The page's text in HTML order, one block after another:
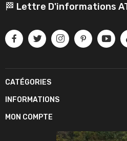
🏁 Lettre D'informations
CATÉGORIES
INFORMATIONS
MON COMPTE